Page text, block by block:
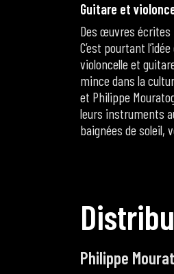
Guitare et violonc
Des œuvres écrites
C’est pourtant
violoncelle et
mince dans la
et Philippe
leurs instruments
baignées de soleil,
Distribu
Philippe